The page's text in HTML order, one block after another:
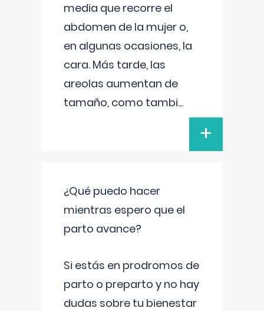
media que recorre el
abdomen de la mujer o,
en algunas ocasiones, la
cara. Más tarde, las
areolas aumentan de
tamaño, como tambi...
+
¿Qué puedo hacer
mientras espero que el
parto avance?
Si estás en prodromos de
parto o preparto y no hay
dudas sobre tu bienestar